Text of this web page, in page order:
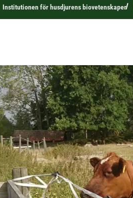
Institutionen för husdjurens biovetenskaper